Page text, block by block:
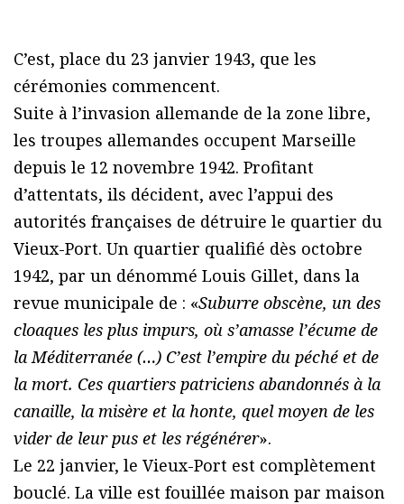
C’est, place du 23 janvier 1943, que les
cérémonies commencent.
Suite à l’invasion allemande de la zone libre,
les troupes allemandes occupent Marseille
depuis le 12 novembre 1942. Profitant
d’attentats, ils décident, avec l’appui des
autorités françaises de détruire le quartier du
Vieux-Port. Un quartier qualifié dès octobre
1942, par un dénommé Louis Gillet, dans la
revue municipale de : «Suburre obscène, un des
cloaques les plus impurs, où s’amasse l’écume de
la Méditerranée (…) C’est l’empire du péché et de
la mort. Ces quartiers patriciens abandonnés à la
canaille, la misère et la honte, quel moyen de les
vider de leur pus et les régénérer».
Le 22 janvier, le Vieux-Port est complètement
bouclé. La ville est fouillée maison par maison